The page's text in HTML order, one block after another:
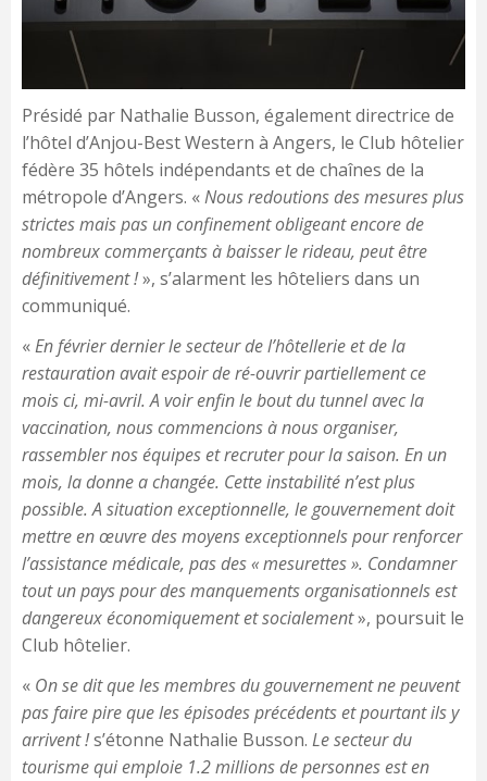
Présidé par Nathalie Busson, également directrice de
l’hôtel d’Anjou-Best Western à Angers, le Club hôtelier
fédère 35 hôtels indépendants et de chaînes de la
métropole d’Angers. «Nous redoutions des mesures plus
strictes mais pas un confinement obligeant encore de
nombreux commerçants à baisser le rideau, peut être
définitivement !», s’alarment les hôteliers dans un
communiqué.
«En février dernier le secteur de l’hôtellerie et de la
restauration avait espoir de ré-ouvrir partiellement ce
mois ci, mi-avril. A voir enfin le bout du tunnel avec la
vaccination, nous commencions à nous organiser,
rassembler nos équipes et recruter pour la saison. En un
mois, la donne a changée. Cette instabilité n’est plus
possible. A situation exceptionnelle, le gouvernement doit
mettre en œuvre des moyens exceptionnels pour renforcer
l’assistance médicale, pas des « mesurettes ». Condamner
tout un pays pour des manquements organisationnels est
dangereux économiquement et socialement», poursuit le
Club hôtelier.
« On se dit que les membres du gouvernement ne peuvent
pas faire pire que les épisodes précédents et pourtant ils y
arrivent !s’étonne Nathalie Busson. Le secteur du
tourisme qui emploie 1.2 millions de personnes est en